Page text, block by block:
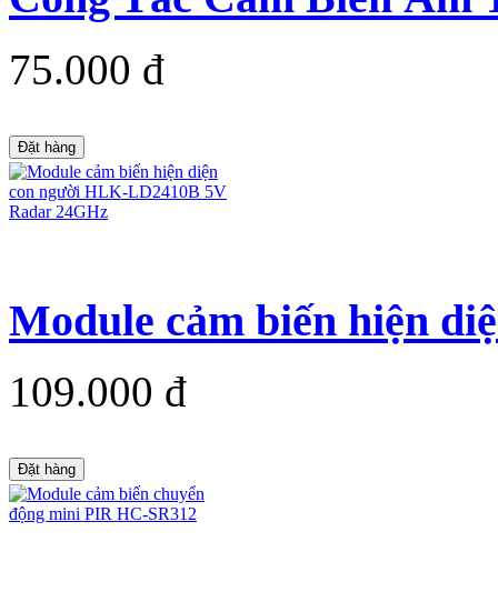
75.000 đ
Đặt hàng
Module cảm biến hiện
109.000 đ
Đặt hàng